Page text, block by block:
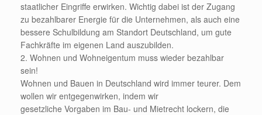
staatlicher Eingriffe erwirken. Wichtig dabei ist der Zugang
zu bezahlbarer Energie für die Unternehmen, als auch eine
bessere Schulbildung am Standort Deutschland, um gute
Fachkräfte im eigenen Land auszubilden.
2. Wohnen und Wohneigentum muss wieder bezahlbar
sein!
Wohnen und Bauen in Deutschland wird immer teurer. Dem
wollen wir entgegenwirken, indem wir
gesetzliche Vorgaben im Bau- und Mietrecht lockern, die